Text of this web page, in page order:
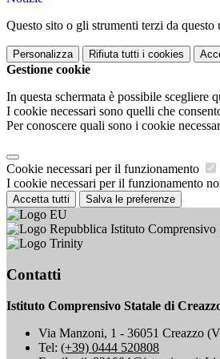
Questo sito o gli strumenti terzi da
Personalizza Rifiuta tutti i cookies
Gestione cookie
In questa schermata è possibile scegliere
I cookie necessari sono quelli che
Per conoscere quali sono i cookie
Cookie necessari per il funzionamento
I cookie necessari per il funzionamento
Accetta tutti Salva le preferenze
Istituto
Contatti
Istituto Comprensivo Statale di
Via Manzoni, 1 - 36051 Creazzo
Tel: (+39) 0444 520808